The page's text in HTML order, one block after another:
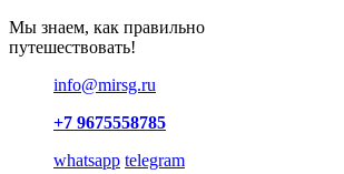
Мы знаем, как правильно
путешествовать!
info@mirsg.ru
+7 9675558785
whatsapp telegram